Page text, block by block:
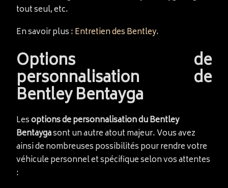
tout seul, etc.
En savoir plus :Entretien des Bentley.
Options de
personnalisation de
Bentley Bentayga
Lesoptions de personnalisation du Bentley
Bentaygasont un autre atout majeur. Vous avez
ainsi de nombreuses possibilités pour rendre votre
véhicule personnel et spécifique selon vos attentes
: